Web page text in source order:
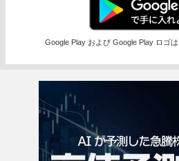
Google Play および Google Play ロゴ